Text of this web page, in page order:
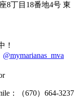
8丁目18番地4号 東
！
@mymarianas_mva
：（670）664-3237